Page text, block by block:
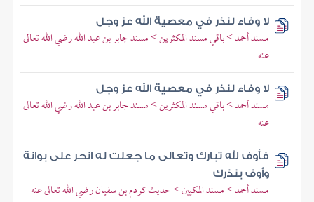
لا وفاء لنذر في معصية الله عز وجل
مسند أحمد > باقي مسند المكثرين > مسند جابر بن عبد الله رضي الله تعالى
عنه
لا وفاء لنذر في معصية الله عز وجل
مسند أحمد > باقي مسند المكثرين > مسند جابر بن عبد الله رضي الله تعالى
عنه
فأوف لله تبارك وتعالى ما جعلت له انحر على بوانة
وأوف بنذرك
مسند أحمد > مسند المكيين > حديث كردم بن سفيان رضي الله تعالى عنه